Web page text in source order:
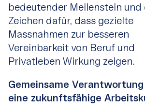
bedeutender Meilenstein und
Zeichen dafür, dass gezielte
Massnahmen zur besseren
Vereinbarkeit von Beruf und
Privatleben Wirkung zeigen.
Gemeinsame
eine zukunftsfähige